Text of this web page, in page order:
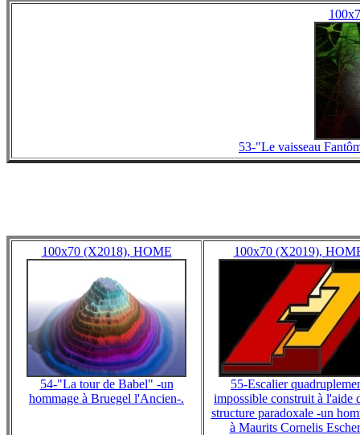
53-"Le vaisseau
100x70 (X2018), HOME
54-"La tour de Babel" -un
hommage à Bruegel l'Ancien-.
100x70 (X2019),
55-Escalier
impossible construit à l'aide
structure paradoxale -un
à Maurits Cornelis